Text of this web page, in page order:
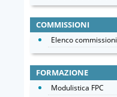
COMMISSIONI
Elenco commissioni
FORMAZIONE
Modulistica FPC